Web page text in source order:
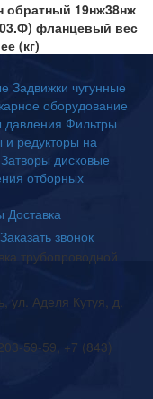
обратный 19нж38нж
фланцевый вес
(кг)
Задвижки чугунные
оборудование
давления Фильтры
и редукторы на
Затворы дисковые
отборных
Доставка
Заказать звонок
трубопроводной
ул. Аделя Кутуя, д.
59-59, +7 (843)